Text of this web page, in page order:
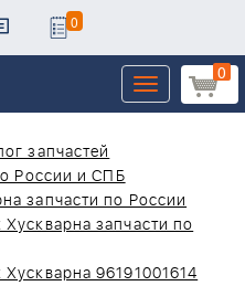
0
0
Toggle
navigation
запчастей
России и СПБ
запчасти по России
запчасти по
96191001614